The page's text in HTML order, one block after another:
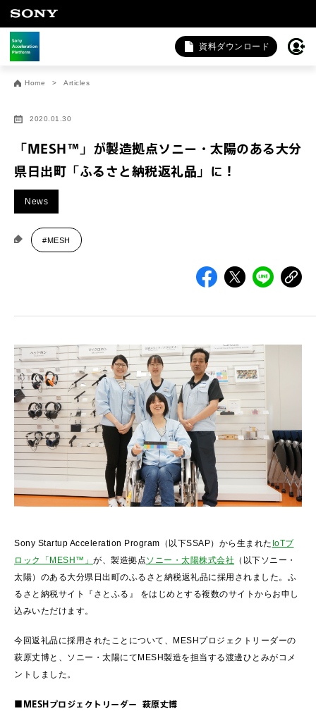
資料ダウンロード
Home Articles
2020.01.30
「MESH™」が製造拠点ソニー・太陽のある大分
県日出町「ふるさと納税返礼品」に！
News
#MESH
Sony Startup Acceleration Program（以下SSAP）から生まれた IoTブ
ロック「MESH™」 が、製造拠点ソニー・太陽株式会社 （以下ソニー・
太陽）のある大分県日出町のふるさと納税返礼品に採用されました。ふ
るさと納税サイト『さとふる』 をはじめとする複数のサイトからお申し
込みいただけます。
今回返礼品に採用されたことについて、MESHプロジェクトリーダーの
萩原丈博と、ソニー・太陽にてMESH製造を担当する渡邊ひとみがコメ
ントしました。
■MESHプロジェクトリーダー 萩原丈博
お問い合わせ
法人向けサービスに関するご相談・お問い合わせは以下のボタ
法人お問い合わせ
FAQ&個人お問い合わせは以下のボタンからお願いします。
FAQ & 個人お問い合わせ